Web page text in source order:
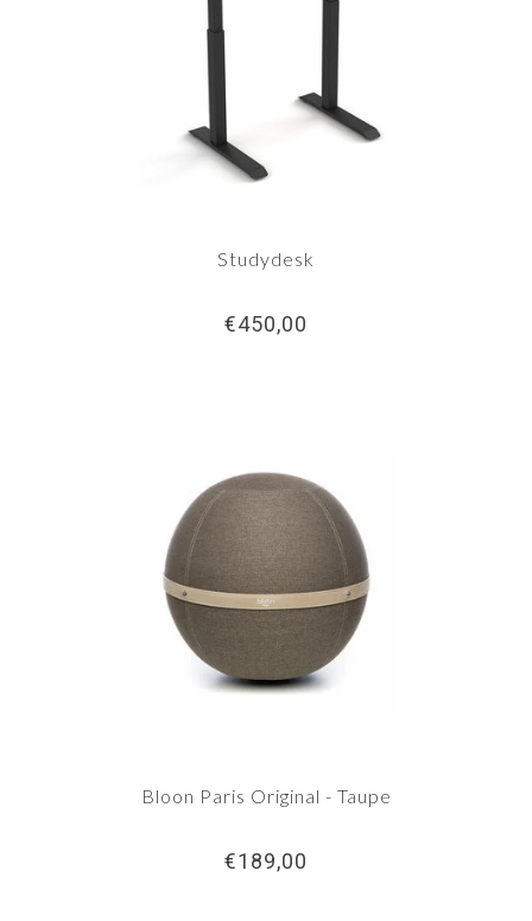
Studydesk
€450,00
Bloon Paris Original - Taupe
€189,00